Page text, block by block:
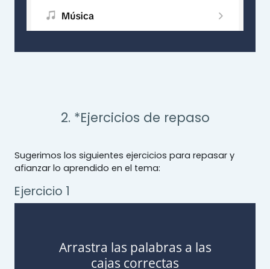
2. *Ejercicios de repaso
Sugerimos los siguientes ejercicios para repasar y
afianzar lo aprendido en el tema:
Ejercicio 1